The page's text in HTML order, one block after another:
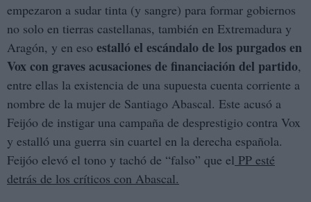
empezaron a sudar tinta (y sangre) para formar gobiernos
no solo en tierras castellanas, también en Extremadura y
Aragón, y en eso estalló el escándalo de los purgados en
Voxcon graves acusaciones de financiación del partido,
entre ellas la existencia de una supuesta cuenta corriente a
nombre de la mujer de Santiago Abascal. Este acusó a
Feijóo de instigar una campaña de desprestigio contra Vox
y estalló una guerra sin cuartel en la derecha española.
Feijóo elevó el tono y tachó de “falso” que el PP esté
detrás de los críticos con Abascal.